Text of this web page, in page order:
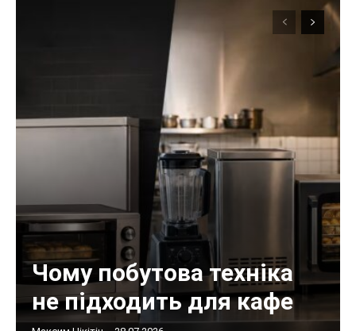
Чому побутова техніка
не підходить для кафе